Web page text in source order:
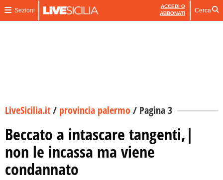
Sezioni
ACCEDI O
ABBONATI
Cerca
LiveSicilia.it/ provincia palermo/ Pagina 3
Beccato a intascare tangenti,|
non le incassa ma viene
condannato